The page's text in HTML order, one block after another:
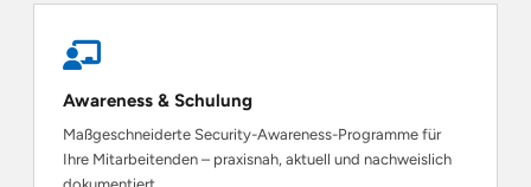
Awareness & Schulung
Maßgeschneiderte Security-Awareness-Programme für
Ihre Mitarbeitenden – praxisnah, aktuell und nachweislich